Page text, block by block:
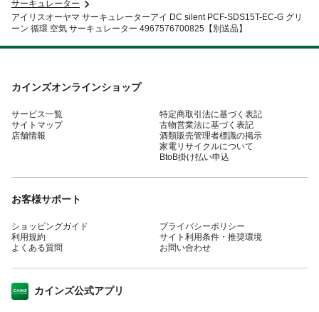
サーキュレーター
アイリスオーヤマ サーキュレーターアイ DC silent PCF-SDS15T-EC-G グリ
ーン 循環 空気 サーキュレーター 4967576700825【別送品】
カインズオンラインショップ
サービス一覧
サイトマップ
店舗情報
特定商取引法に基づく表記
古物営業法に基づく表記
酒類販売管理者標識の掲示
家電リサイクルについて
BtoB掛け払い申込
お客様サポート
ショッピングガイド
利用規約
よくある質問
プライバシーポリシー
サイト利用条件・推奨環境
お問い合わせ
カインズ公式アプリ